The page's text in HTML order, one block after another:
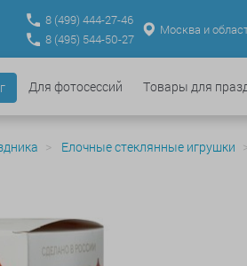
8 (499) 444-27-46
8 (495) 544-50-27
Москва и
Для фотосессий Товары для
Елочные стеклянные игрушки